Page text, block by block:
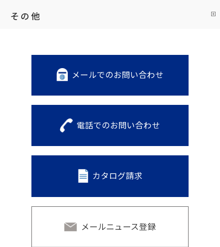
その他
メールでのお問い合わせ
電話でのお問い合わせ
カタログ請求
メールニュース登録